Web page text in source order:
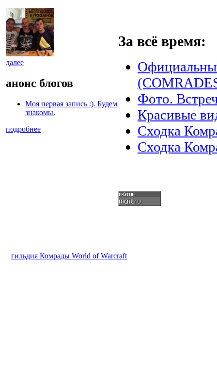
далее
анонс блогов
Моя первая запись :). Будем
знакомы.
подробнее
За всё время:
Фото.
Красивые
Сходка
Сходка
гильдия Комрады World of Warcraft